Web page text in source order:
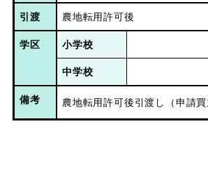
引渡 農地転用許可後
学区 小学校
中学校
備考 農地転用許可後引渡し（申請買